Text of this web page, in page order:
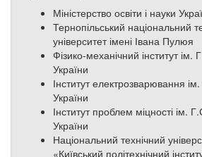
Міністерство освіти і науки
Тернопільський національний
університет імені Івана Пулюя
Фізико-механічний інститут
України
Інститут електрозварювання
України
Інститут проблем міцності ім.
України
Національний технічний
«Київський політехнічний